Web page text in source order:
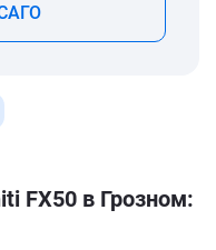
FX50 в Грозном: